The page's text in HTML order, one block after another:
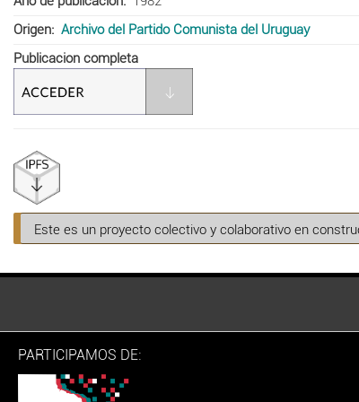
Origen
Archivo del Partido Comunista del Uruguay
Publicacion completa
Este es un proyecto colectivo y colaborativo en
PARTICIPAMOS DE: